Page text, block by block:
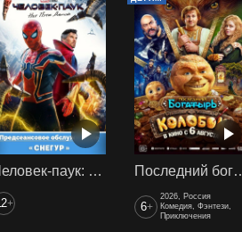
Человек-паук: Нет пути домой (2021) предс. обсл. Снегур
+
Последний
6+
2026, Россия
Комедия, Фэнтези,
Приключения